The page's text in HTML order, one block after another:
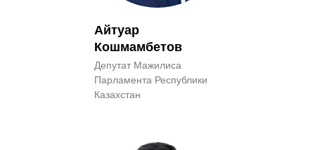
Айтуар
Кошмамбетов
Депутат Мажилиса
Парламента Республики
Казахстан